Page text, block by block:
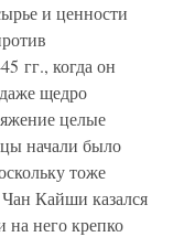
и ценности
гг., когда он
щедро
целые
начали было
тоже
Кайши казался
на него крепко